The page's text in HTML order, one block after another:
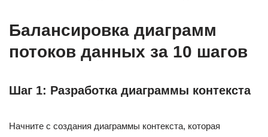
Балансировка диаграмм
потоков данных за 10 шагов
Шаг 1: Разработка диаграммы контекста
Начните с создания диаграммы контекста, которая